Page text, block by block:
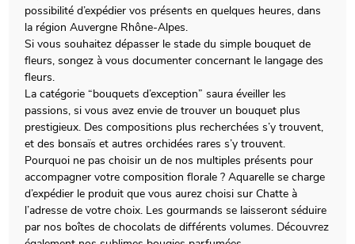
possibilité d’expédier vos présents en quelques heures, dans
la région Auvergne Rhône-Alpes.
Si vous souhaitez dépasser le stade du simple bouquet de
fleurs, songez à vous documenter concernant le langage des
fleurs.
La catégorie “bouquets d’exception” saura éveiller les
passions, si vous avez envie de trouver un bouquet plus
prestigieux. Des compositions plus recherchées s’y trouvent,
et des bonsaïs et autres orchidées rares s’y trouvent.
Pourquoi ne pas choisir un de nos multiples présents pour
accompagner votre composition florale ? Aquarelle se charge
d’expédier le produit que vous aurez choisi sur Chatte à
l’adresse de votre choix. Les gourmands se laisseront séduire
par nos boîtes de chocolats de différents volumes. Découvrez